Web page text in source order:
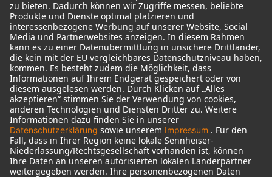
© 2018 - 2026Georg Neumann GmbH
Impressum
Nutzungsbedingungen